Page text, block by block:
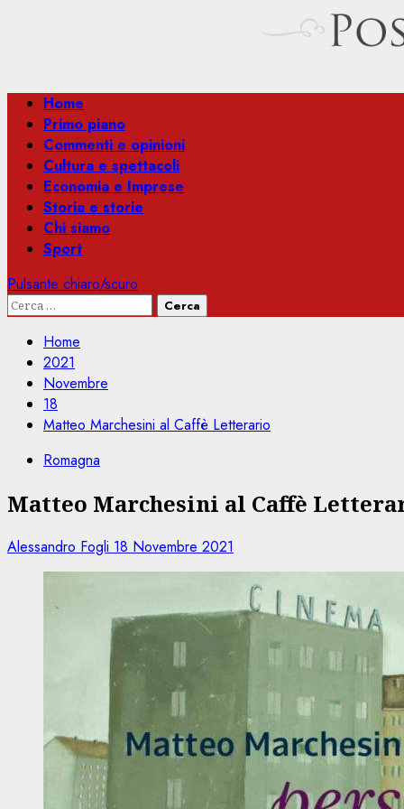
Menu
principale
Home
Primo piano
Commenti e opinioni
Cultura e spettacoli
Economia e Imprese
Storia e storie
Chi siamo
Sport
Pulsante chiaro/scuro
Ricerca
Home
2021
Novembre
18
Matteo Marchesini al Caffè Letterario
Romagna
Matteo Marchesini al Caffè
Alessandro Fogli 18 Novembre 2021